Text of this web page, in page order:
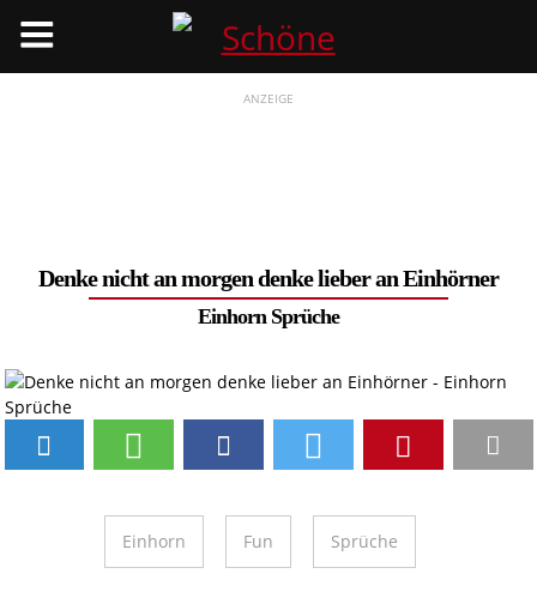
ANZEIGE
Denke nicht an morgen denke lieber an Einhörner
Einhorn Sprüche
Einhorn Fun Sprüche